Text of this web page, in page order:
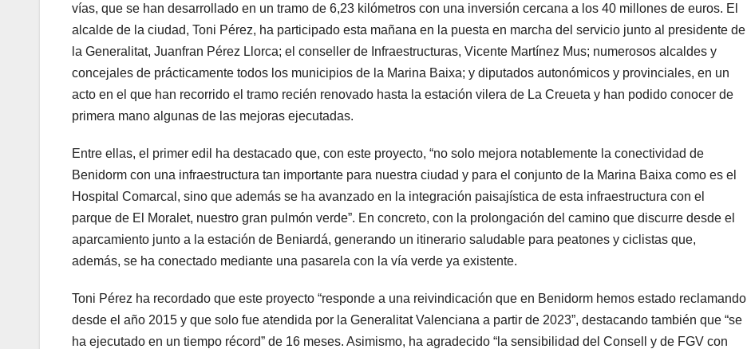
vías, que se han desarrollado en un tramo de 6,23 kilómetros con una inversión cercana a los 40 millones de euros. El
alcalde de la ciudad, Toni Pérez, ha participado esta mañana en la puesta en marcha del servicio junto al presidente de
la Generalitat, Juanfran Pérez Llorca; el conseller de Infraestructuras, Vicente Martínez Mus; numerosos alcaldes y
concejales de prácticamente todos los municipios de la Marina Baixa; y diputados autonómicos y provinciales, en un
acto en el que han recorrido el tramo recién renovado hasta la estación vilera de La Creueta y han podido conocer de
primera mano algunas de las mejoras ejecutadas.
Entre ellas, el primer edil ha destacado que, con este proyecto, “no solo mejora notablemente la conectividad de
Benidorm con una infraestructura tan importante para nuestra ciudad y para el conjunto de la Marina Baixa como es el
Hospital Comarcal, sino que además se ha avanzado en la integración paisajística de esta infraestructura con el
parque de El Moralet, nuestro gran pulmón verde”. En concreto, con la prolongación del camino que discurre desde el
aparcamiento junto a la estación de Beniardá, generando un itinerario saludable para peatones y ciclistas que,
además, se ha conectado mediante una pasarela con la vía verde ya existente.
Toni Pérez ha recordado que este proyecto “responde a una reivindicación que en Benidorm hemos estado reclamando
desde el año 2015 y que solo fue atendida por la Generalitat Valenciana a partir de 2023”, destacando también que “se
ha ejecutado en un tiempo récord” de 16 meses. Asimismo, ha agradecido “la sensibilidad del Consell y de FGV con